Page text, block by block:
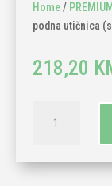
Home/
podna utičnica
218,20
podna
(s